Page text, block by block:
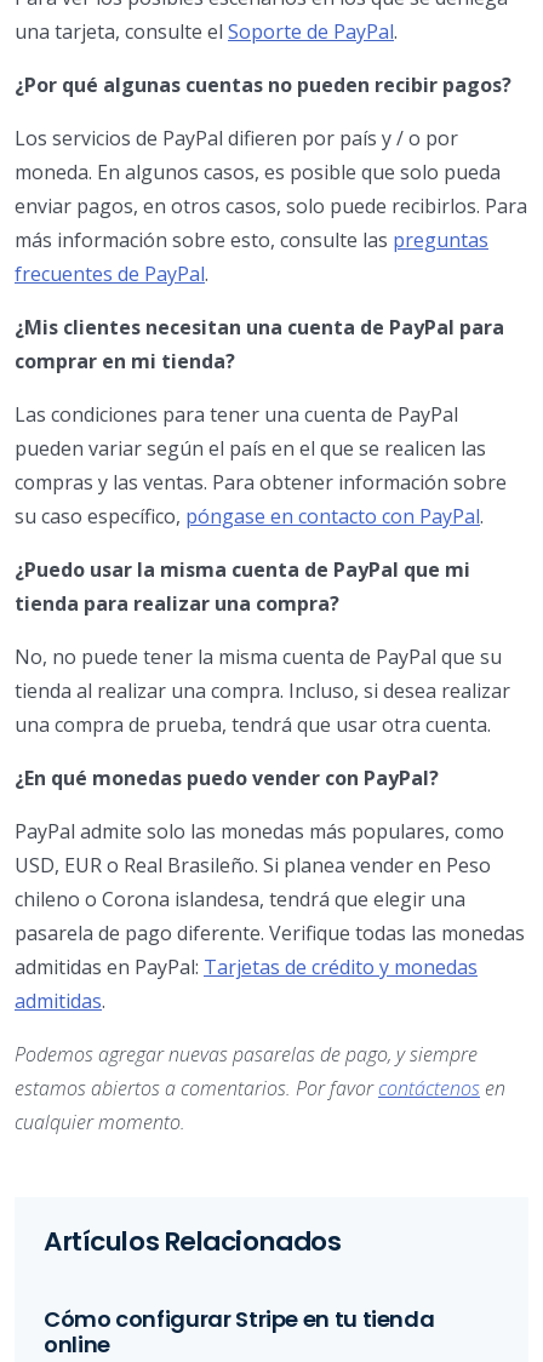
una tarjeta, consulte el Soporte de PayPal.
¿Por qué algunas cuentas no pueden recibir pagos?
Los servicios de PayPal difieren por país y / o por
moneda. En algunos casos, es posible que solo pueda
enviar pagos, en otros casos, solo puede recibirlos. Para
más información sobre esto, consulte las preguntas
frecuentes de PayPal.
¿Mis clientes necesitan una cuenta de PayPal para
comprar en mi tienda?
Las condiciones para tener una cuenta de PayPal
pueden variar según el país en el que se realicen las
compras y las ventas. Para obtener información sobre
su caso específico, póngase en contacto con PayPal.
¿Puedo usar la misma cuenta de PayPal que mi
tienda para realizar una compra?
No, no puede tener la misma cuenta de PayPal que su
tienda al realizar una compra. Incluso, si desea realizar
una compra de prueba, tendrá que usar otra cuenta.
¿En qué monedas puedo vender con PayPal?
PayPal admite solo las monedas más populares, como
USD, EUR o Real Brasileño. Si planea vender en Peso
chileno o Corona islandesa, tendrá que elegir una
pasarela de pago diferente. Verifique todas las monedas
admitidas en PayPal: Tarjetas de crédito y monedas
admitidas.
Podemos agregar nuevas pasarelas de pago, y siempre
estamos abiertos a comentarios. Por favorcontáctenos en
cualquier momento.
Artículos Relacionados
Cómo configurar Stripe en tu tienda
online